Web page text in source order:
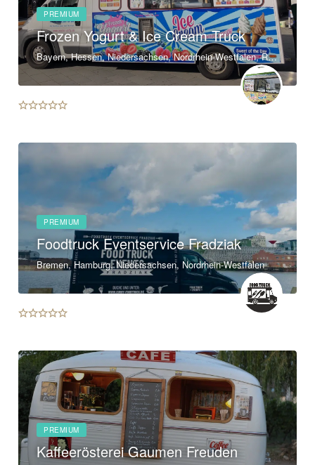
PREMIUM
Frozen Yogurt & Ice Cream Truck
Bayern, Hessen, Niedersachsen, Nordrhein-Westfalen, Rheinland-Pfalz, Baden-Württemberg
PREMIUM
Foodtruck Eventservice Fradziak
Bremen, Hamburg, Niedersachsen, Nordrhein-Westfalen
PREMIUM
Kaffeerösterei Gaumen Freuden